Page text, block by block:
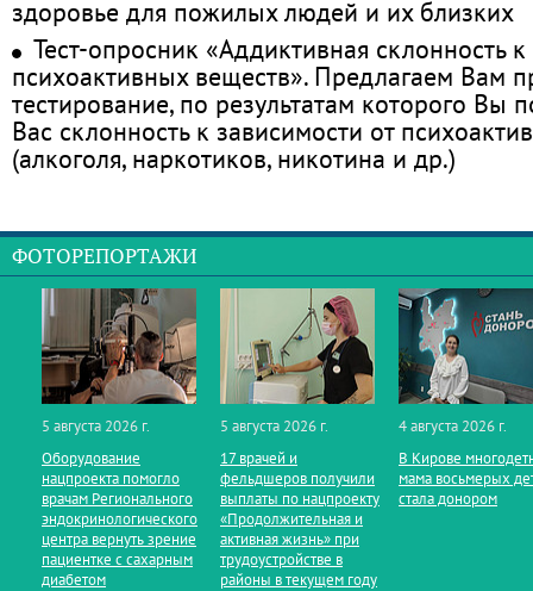
здоровье для пожилых людей и их близких
Тест-опросник «Аддиктивная склонность
психоактивных веществ». Предлагаем Вам
тестирование, по результатам которого Вы
Вас склонность к зависимости от
(алкоголя, наркотиков, никотина и др.)
ФОТОРЕПОРТАЖИ
5 августа 2026 г.
Оборудование
нацпроекта помогло
врачам Регионального
эндокринологического
центра вернуть зрение
пациентке с сахарным
диабетом
5 августа 2026 г.
17 врачей и
фельдшеров получили
выплаты по нацпроекту
«Продолжительная и
активная жизнь» при
трудоустройстве в
районы в текущем году
4 августа 2026 г.
В Кирове
мама восьмерых
стала донором